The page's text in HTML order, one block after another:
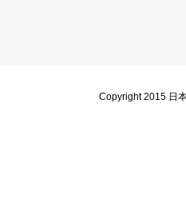
Copyright 2015 日